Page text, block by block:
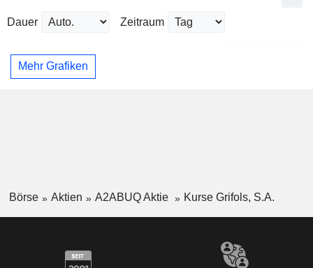
Dauer Zeitraum
Mehr Grafiken
Börse Aktien A2ABUQ Aktie Kurse Grifols, S.A.